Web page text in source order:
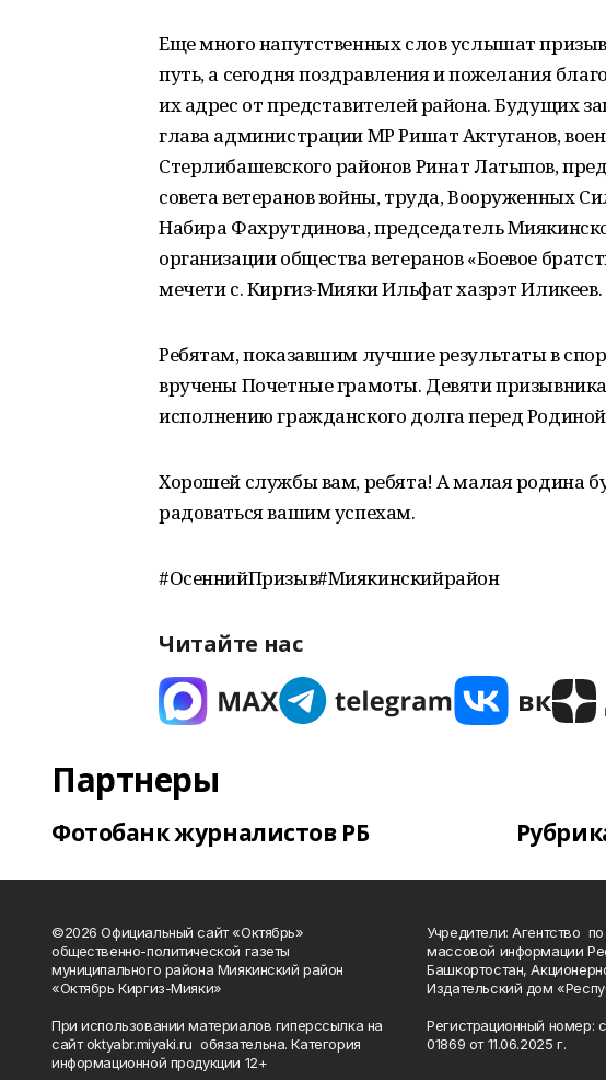
Еще много напутственных слов услышат
путь, а сегодня поздравления и пожелания
их адрес от представителей района. Будущих
глава администрации МР Ришат Актуганов,
Стерлибашевского районов Ринат Латыпов,
совета ветеранов войны, труда, Вооруженных
Набира Фахрутдинова, председатель
организации общества ветеранов «Боевое
мечети с. Киргиз-Мияки Ильфат хазрэт Иликеев.
Ребятам, показавшим лучшие результаты в
вручены Почетные грамоты. Девяти
исполнению гражданского долга перед
Хорошей службы вам, ребята! А малая родина
радоваться вашим успехам.
#ОсеннийПризыв#Миякинскийрайон
Читайте нас
Партнеры
Фотобанк журналистов РБ
©2026 Официальный сайт «Октябрь»
общественно-политической газеты
муниципального района Миякинский район
«Октябрь Киргиз-Мияки»
При использовании материалов гиперссылка на
сайт oktyabr.miyaki.ru обязательна. Категория
информационной продукции 12+
Учредители: Агентство
массовой информации
Башкортостан,
Издательский дом
Регистрационный
01869 от 11.06.2025 г.